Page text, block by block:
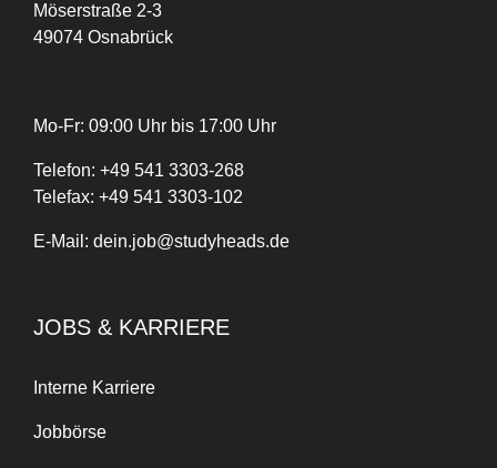
Möserstraße 2-3
49074 Osnabrück
Mo-Fr: 09:00 Uhr bis 17:00 Uhr
Telefon: +49 541 3303-268
Telefax: +49 541 3303-102
E-Mail: dein.job@studyheads.de
JOBS & KARRIERE
Interne Karriere
Jobbörse